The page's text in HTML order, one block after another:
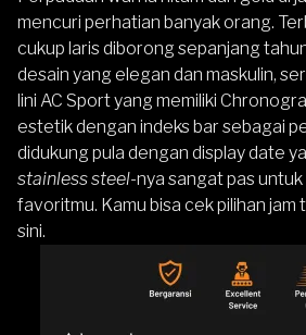
mencuri perhatian banyak orang.
cukup laris diborong sepanjang
desain yang elegan dan maskulin,
lini AC Sport yang memiliki
estetik dengan indeks bar sebagai
didukung pula dengan display date
stainless steel-nya sangat pas
favoritmu. Kamu bisa cek pilihan jam
sini.